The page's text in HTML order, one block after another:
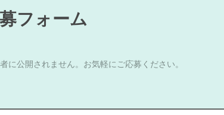
フォーム
に公開されません。お気軽にご応募ください。